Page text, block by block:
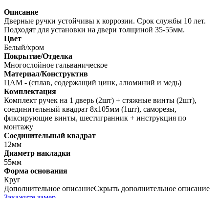
Описание
Дверные ручки устойчивы к коррозии. Срок службы 10 лет.
Подходят для установки на двери толщиной 35-55мм.
Цвет
Белый/хром
Покрытие/Отделка
Многослойное гальваническое
Материал/Конструктив
ЦАМ - (сплав, содержащий цинк, алюминий и медь)
Комплектация
Комплект ручек на 1 дверь (2шт) + стяжные винты (2шт),
соединительный квадрат 8х105мм (1шт), саморезы,
фиксирующие винты, шестигранник + инструкция по
монтажу
Соединительный квадрат
12мм
Диаметр накладки
55мм
Форма основания
Круг
Дополнительное описаниеСкрыть дополнительное описание